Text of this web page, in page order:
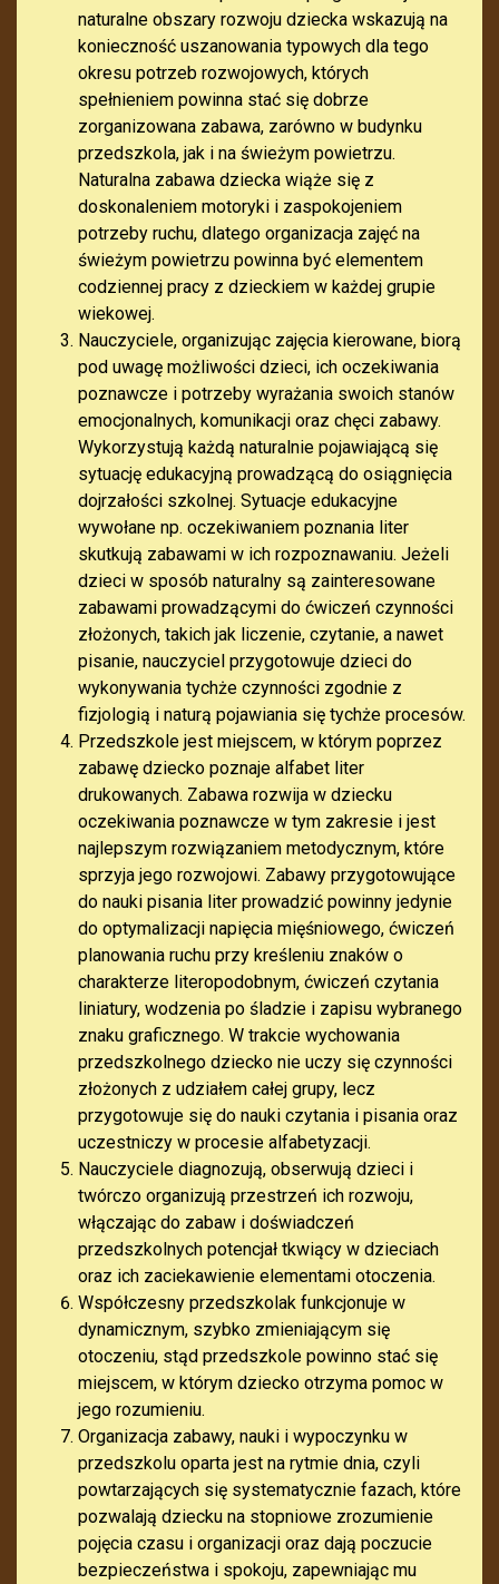
naturalne obszary rozwoju dziecka wskazują na
konieczność uszanowania typowych dla tego
okresu potrzeb rozwojowych, których
spełnieniem powinna stać się dobrze
zorganizowana zabawa, zarówno w budynku
przedszkola, jak i na świeżym powietrzu.
Naturalna zabawa dziecka wiąże się z
doskonaleniem motoryki i zaspokojeniem
potrzeby ruchu, dlatego organizacja zajęć na
świeżym powietrzu powinna być elementem
codziennej pracy z dzieckiem w każdej grupie
wiekowej.
Nauczyciele, organizując zajęcia kierowane, biorą
pod uwagę możliwości dzieci, ich oczekiwania
poznawcze i potrzeby wyrażania swoich stanów
emocjonalnych, komunikacji oraz chęci zabawy.
Wykorzystują każdą naturalnie pojawiającą się
sytuację edukacyjną prowadzącą do osiągnięcia
dojrzałości szkolnej. Sytuacje edukacyjne
wywołane np. oczekiwaniem poznania liter
skutkują zabawami w ich rozpoznawaniu. Jeżeli
dzieci w sposób naturalny są zainteresowane
zabawami prowadzącymi do ćwiczeń czynności
złożonych, takich jak liczenie, czytanie, a nawet
pisanie, nauczyciel przygotowuje dzieci do
wykonywania tychże czynności zgodnie z
fizjologią i naturą pojawiania się tychże procesów.
Przedszkole jest miejscem, w którym poprzez
zabawę dziecko poznaje alfabet liter
drukowanych. Zabawa rozwija w dziecku
oczekiwania poznawcze w tym zakresie i jest
najlepszym rozwiązaniem metodycznym, które
sprzyja jego rozwojowi. Zabawy przygotowujące
do nauki pisania liter prowadzić powinny jedynie
do optymalizacji napięcia mięśniowego, ćwiczeń
planowania ruchu przy kreśleniu znaków o
charakterze literopodobnym, ćwiczeń czytania
liniatury, wodzenia po śladzie i zapisu wybranego
znaku graficznego. W trakcie wychowania
przedszkolnego dziecko nie uczy się czynności
złożonych z udziałem całej grupy, lecz
przygotowuje się do nauki czytania i pisania oraz
uczestniczy w procesie alfabetyzacji.
Nauczyciele diagnozują, obserwują dzieci i
twórczo organizują przestrzeń ich rozwoju,
włączając do zabaw i doświadczeń
przedszkolnych potencjał tkwiący w dzieciach
oraz ich zaciekawienie elementami otoczenia.
Współczesny przedszkolak funkcjonuje w
dynamicznym, szybko zmieniającym się
otoczeniu, stąd przedszkole powinno stać się
miejscem, w którym dziecko otrzyma pomoc w
jego rozumieniu.
Organizacja zabawy, nauki i wypoczynku w
przedszkolu oparta jest na rytmie dnia, czyli
powtarzających się systematycznie fazach, które
pozwalają dziecku na stopniowe zrozumienie
pojęcia czasu i organizacji oraz dają poczucie
bezpieczeństwa i spokoju, zapewniając mu